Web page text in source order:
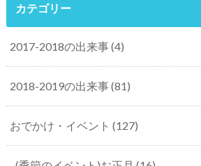
カテゴリー
2017-2018の出来事(4)
2018-2019の出来事(81)
おでかけ・イベント (127)